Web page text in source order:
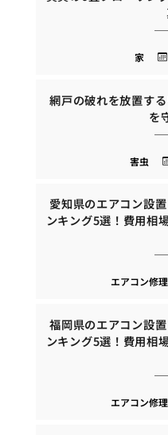
家
網戸の破れを放置す
を
害虫
愛知県のエアコン設
ンキング5選！費用相
エアコン修理
福岡県のエアコン設
ンキング5選！費用相
エアコン修理